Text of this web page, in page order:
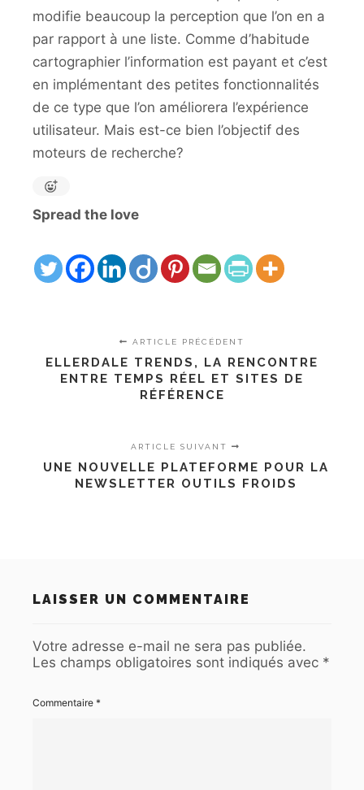
modifie beaucoup la perception que l’on en a
par rapport à une liste. Comme d’habitude
cartographier l’information est payant et c’est
en implémentant des petites fonctionnalités
de ce type que l’on améliorera l’expérience
utilisateur. Mais est-ce bien l’objectif des
moteurs de recherche?
Spread the love
ARTICLE PRÉCÉDENT
ELLERDALE TRENDS, LA RENCONTRE
ENTRE TEMPS RÉEL ET SITES DE
RÉFÉRENCE
ARTICLE SUIVANT
UNE NOUVELLE PLATEFORME POUR LA
NEWSLETTER OUTILS FROIDS
LAISSER UN COMMENTAIRE
Votre adresse e-mail ne sera pas publiée.
Les champs obligatoires sont indiqués avec *
Commentaire *